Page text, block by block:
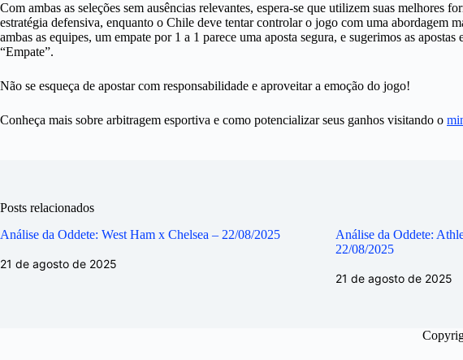
Com ambas as seleções sem ausências relevantes, espera-se que utilizem suas melhores
estratégia defensiva, enquanto o Chile deve tentar controlar o jogo com uma abordagem
ambas as equipes, um empate por 1 a 1 parece uma aposta segura, e sugerimos as
“Empate”.
Não se esqueça de apostar com responsabilidade e aproveitar a emoção do jogo!
Conheça mais sobre arbitragem esportiva e como potencializar seus ganhos visitando o
Posts relacionados
Análise da Oddete: West Ham x Chelsea – 22/08/2025
21 de agosto de 2025
Análise da Oddete:
22/08/2025
21 de agosto de 2025